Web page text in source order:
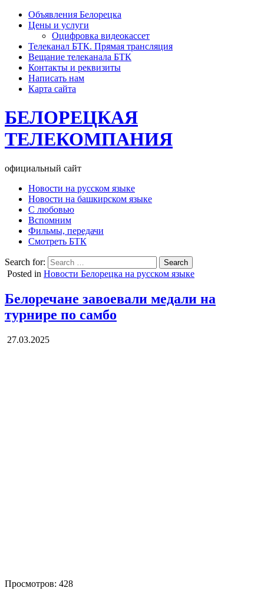
Объявления Белорецка
Цены и услуги
Оцифровка видеокассет
Телеканал БТК. Прямая трансляция
Вещание телеканала БТК
Контакты и реквизиты
Написать нам
Карта сайта
БЕЛОРЕЦКАЯ
ТЕЛЕКОМПАНИЯ
официальный сайт
Новости на русском языке
Новости на башкирском языке
С любовью
Вспомним
Фильмы, передачи
Смотреть БТК
Search for:
Posted in Новости Белорецка на русском языке
Белоречане завоевали медали на
турнире по самбо
27.03.2025
Просмотров: 428